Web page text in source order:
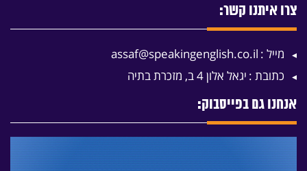
צרו איתנו קשר:
מייל : assaf@speakingenglish.co.il
כתובת : יגאל אלון 4 ב, מזכרת בתיה
אנחנו גם בפייסבוק: